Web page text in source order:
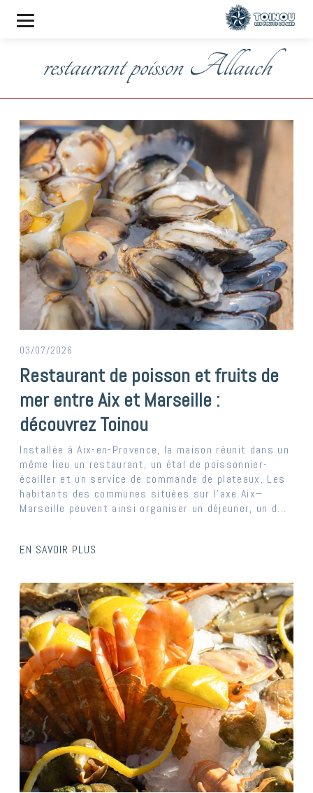
restaurant poisson Allauch
03/07/2026
Restaurant de poisson et fruits de
mer entre Aix et Marseille :
découvrez Toinou
Installée à Aix-en-Provence, la maison réunit dans un
même lieu un restaurant, un étal de poissonnier-
écailler et un service de commande de plateaux. Les
habitants des communes situées sur l’axe Aix–
Marseille peuvent ainsi organiser un déjeuner, un d...
EN SAVOIR PLUS